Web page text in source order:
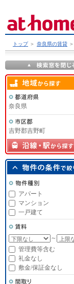
トップ ＞ 奈良県の賃貸 ＞
奈良県
吉野郡吉野町
アパート
マンション
一戸建て
～
管理費等含む
礼金なし
敷金/保証金なし